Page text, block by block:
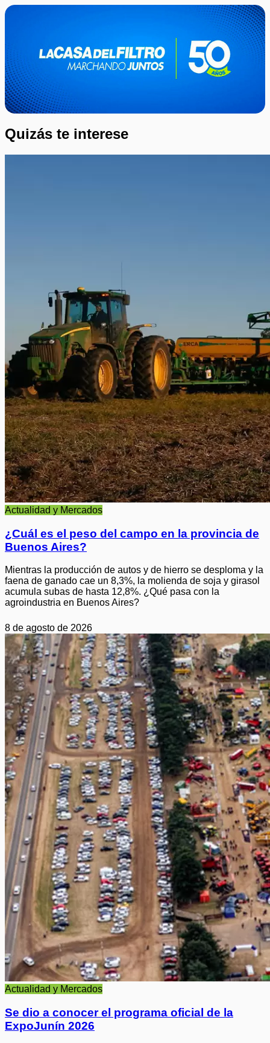
Quizás te interese
Actualidad y Mercados
¿Cuál es el peso del campo en la provincia de
Buenos Aires?
Mientras la producción de autos y de hierro se desploma y la
faena de ganado cae un 8,3%, la molienda de soja y girasol
acumula subas de hasta 12,8%. ¿Qué pasa con la
agroindustria en Buenos Aires?
8 de agosto de 2026
Actualidad y Mercados
Se dio a conocer el programa oficial de la
ExpoJunín 2026